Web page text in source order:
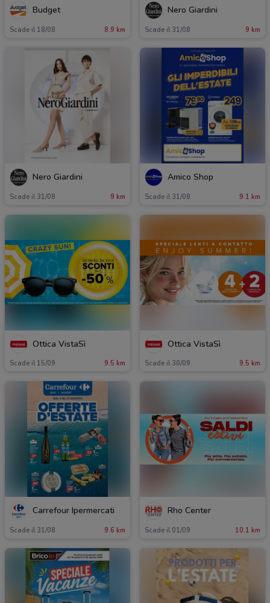
Budget
Scade il 18/08 8.9 km
Nero Giardini
Scade il 31/08 9 km
Nero Giardini
Scade il 31/08 9 km
Amico Shop
Scade il 31/08 9.1 km
Ottica VistaSì
Scade il 15/09 9.5 km
Ottica VistaSì
Scade il 30/09 9.5 km
Carrefour Ipermercati
Scade il 31/08 9.6 km
Rho Center
Scade il 01/09 10.1 km